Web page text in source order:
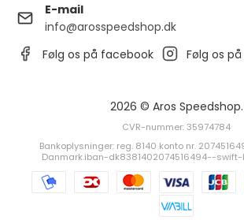
E-mail
info@arosspeedshop.dk
Følg os på facebook
Følg os
2026 © Aros Speedshop.
CVR-nummer: 35974784
Bankoplysninger: reg. 8140 konto nr.
Danmark.iban-dk8381402074516494--swift-